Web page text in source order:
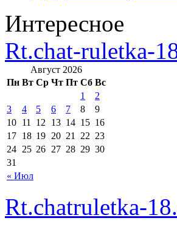
Интересное
Rt.chat-ruletka-
Август 2026
Пн Вт Ср Чт Пт Сб Вс
« Июл
1
2
3
4 5 6 7 8
9
10 11 12 13 14 15 16
17 18 19 20 21 22 23
24 25 26 27 28 29 30
31
Rt.chatruletka-